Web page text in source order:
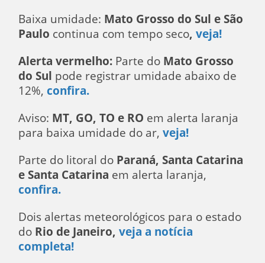
Baixa umidade: Mato Grosso do Sul e São
Paulo continua com tempo seco,veja!
Alerta vermelho: Parte do Mato Grosso
do Sul pode registrar umidade abaixo de
12%, confira.
Aviso: MT, GO, TO e RO em alerta laranja
para baixa umidade do ar, veja!
Parte do litoral do Paraná, Santa Catarina
e Santa Catarina em alerta laranja,
confira.
Dois alertas meteorológicos para o estado
do Rio de Janeiro,veja a notícia
completa!